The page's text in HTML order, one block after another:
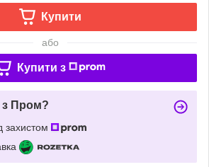
Купити
або
Купити з
з Пром?
захистом